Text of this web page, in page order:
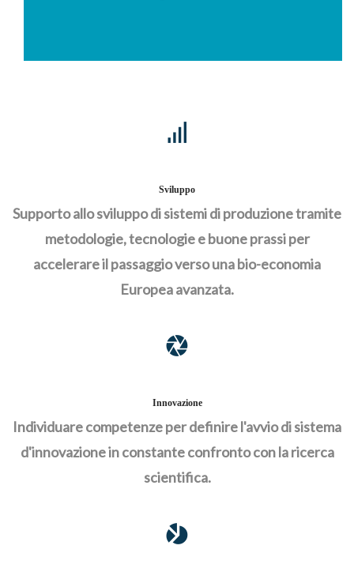
Sviluppo
Supporto allo sviluppo di sistemi di produzione tramite
metodologie, tecnologie e buone prassi per
accelerare il passaggio verso una bio-economia
Europea avanzata.
Innovazione
Individuare competenze per definire l'avvio di sistema
d'innovazione in constante confronto con la ricerca
scientifica.